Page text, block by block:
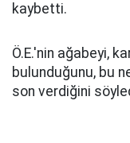
kaybetti.
Ö.E.'nin ağabeyi,
bulunduğunu, bu
son verdiğini